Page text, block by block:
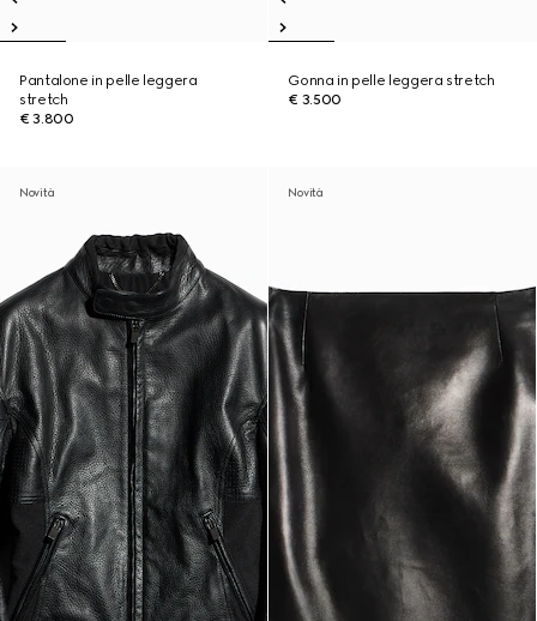
Pantalone in pelle leggera
stretch
€ 3.800
Gonna in pelle leggera stretch
€ 3.500
Novità Novità